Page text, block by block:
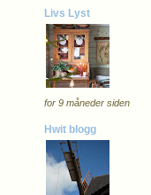
Livs Lyst
for 9 måneder siden
Hwit blogg